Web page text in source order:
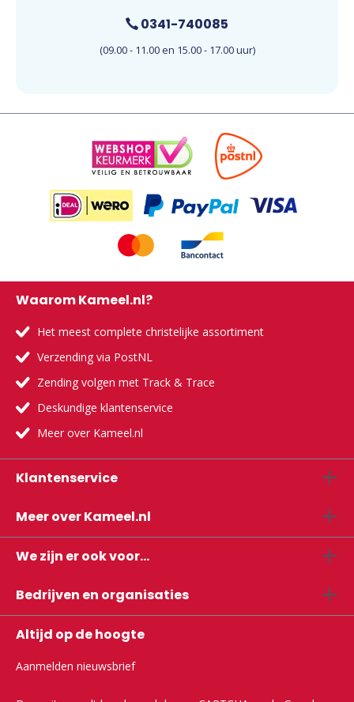
0341-740085
(09.00 - 11.00 en 15.00 - 17.00 uur)
Waarom Kameel.nl?
Het meest complete christelijke assortiment
Verzending via PostNL
Zending volgen met Track & Trace
Deskundige klantenservice
Meer over Kameel.nl
Klantenservice
Meer over Kameel.nl
We zijn er ook voor...
Bedrijven en organisaties
Altijd op de hoogte
Aanmelden nieuwsbrief